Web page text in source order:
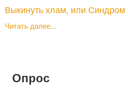
Выкинуть хлам, или
Читать далее...
Опрос